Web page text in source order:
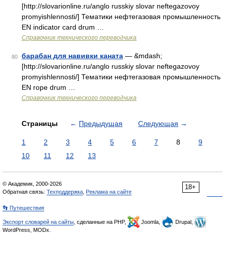
[http://slovarionline.ru/anglo russkiy slovar neftegazovoy
promyishlennosti/] Тематики нефтегазовая промышленность
EN indicator card drum …
Справочник технического переводчика
80 барабан для навивки каната — &mdash;
[http://slovarionline.ru/anglo russkiy slovar neftegazovoy
promyishlennosti/] Тематики нефтегазовая промышленность
EN rope drum …
Справочник технического переводчика
Страницы ← Предыдущая Следующая →
1 2 3 4 5 6 7 8
9
10
11 12 13
18+
© Академик, 2000-2026
Обратная связь: Техподдержка Реклама на сайте
👣 Путешествия
Экспорт словарей на сайты , сделанные на PHP, Joomla,
Drupal,
WordPress, MODx.